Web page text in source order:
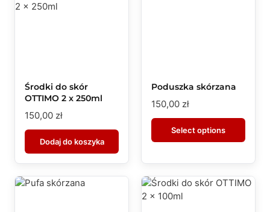
Środki do skór
OTTIMO 2 x 250ml
150,00 zł
Dodaj do koszyka
Poduszka skórzana
150,00 zł
Select options